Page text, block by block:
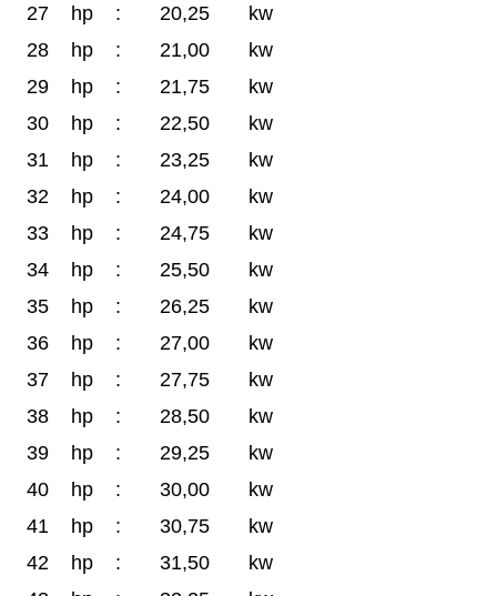
27
hp : 20,25
kw
28
hp : 21,00
kw
29
hp : 21,75
kw
30
hp : 22,50
kw
31
hp : 23,25
kw
32
hp : 24,00
kw
33
hp : 24,75
kw
34
hp : 25,50
kw
35
hp : 26,25
kw
36
hp : 27,00
kw
37
hp : 27,75
kw
38
hp : 28,50
kw
39
hp : 29,25
kw
40
hp : 30,00
kw
41
hp : 30,75
kw
42
hp : 31,50
kw